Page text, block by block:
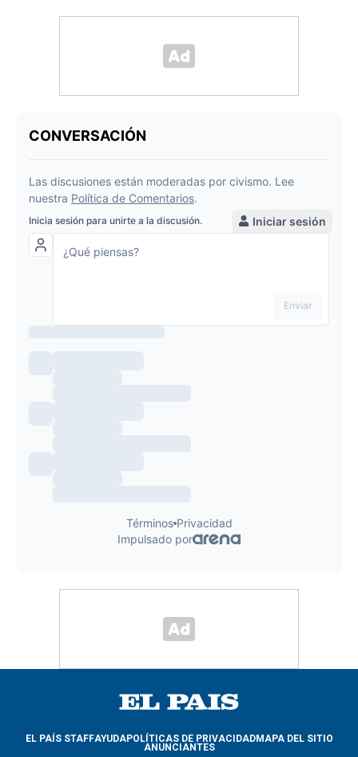
EL PAÍS STAFFAYUDAPOLÍTICAS DE PRIVACIDADMAPA DEL SITIO
ANUNCIANTES